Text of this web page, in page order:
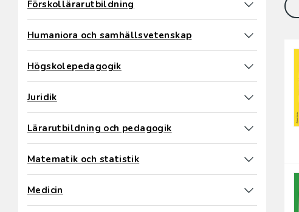
Förskollärarutbildning
Humaniora och samhällsvetenskap
Högskolepedagogik
Juridik
Lärarutbildning och pedagogik
Matematik och statistik
Medicin